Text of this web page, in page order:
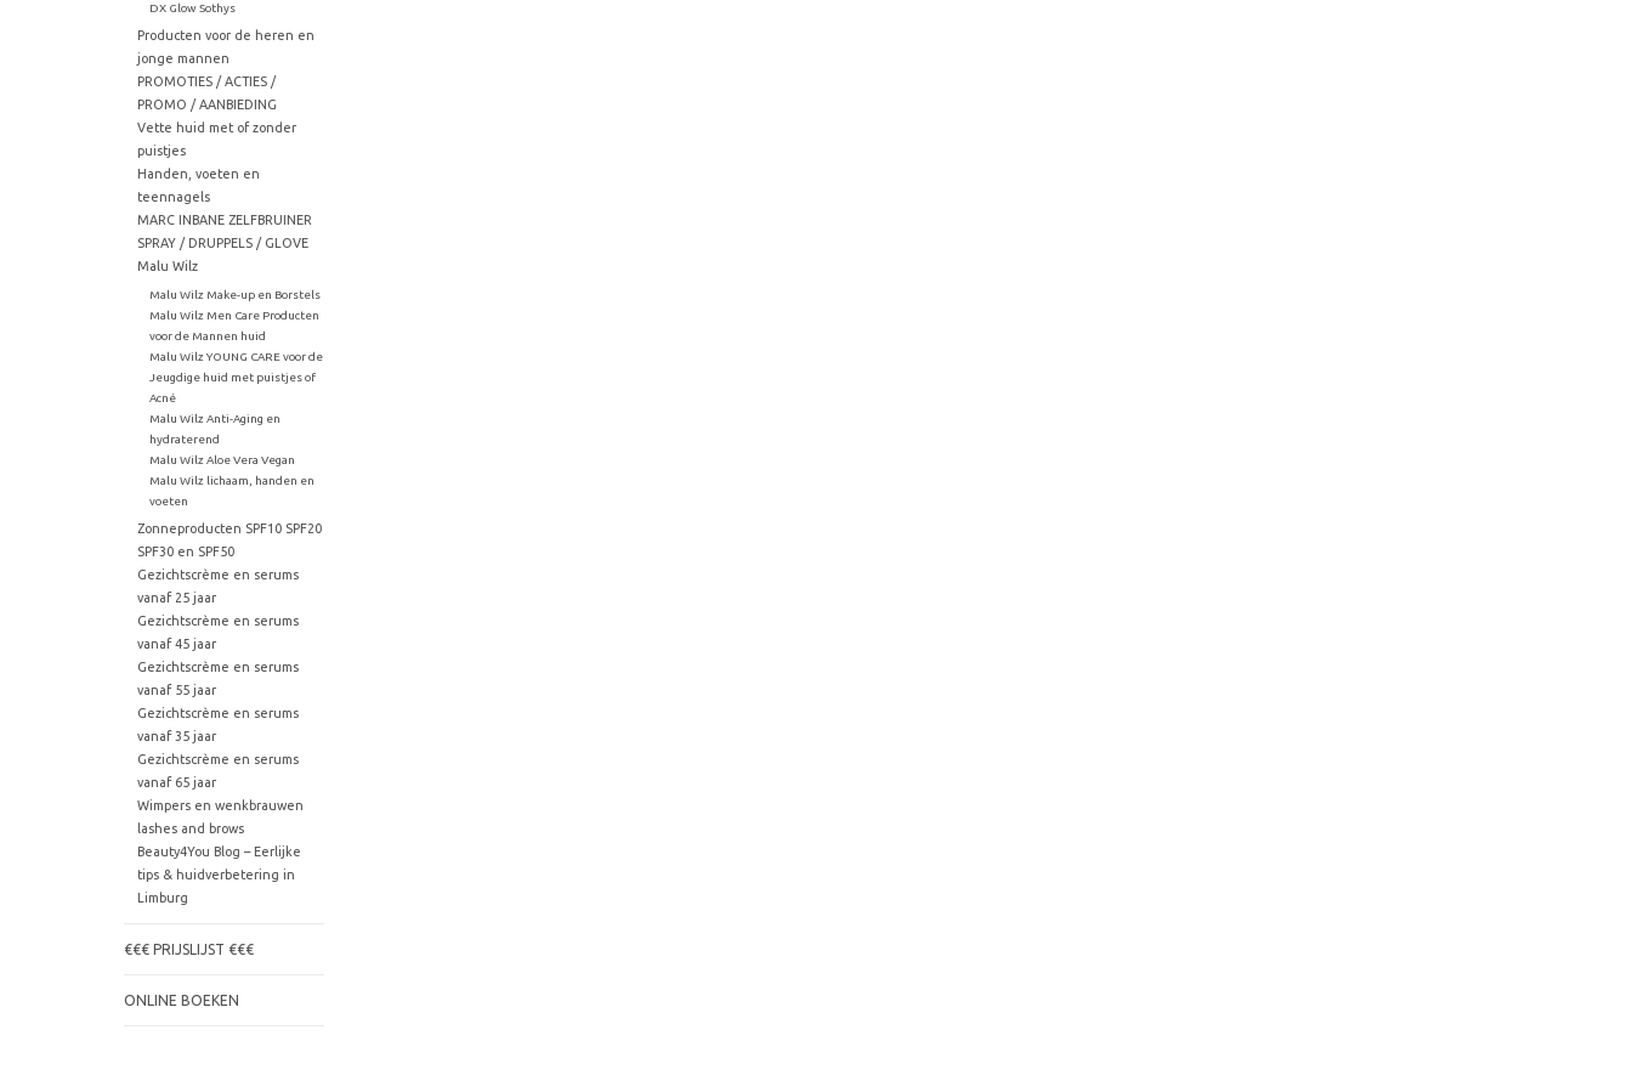
DX Glow Sothys
Producten voor de heren en
jonge mannen
PROMOTIES / ACTIES /
PROMO / AANBIEDING
Vette huid met of zonder
puistjes
Handen, voeten en
teennagels
MARC INBANE ZELFBRUINER
SPRAY / DRUPPELS / GLOVE
Malu Wilz
Malu Wilz Make-up en Borstels
Malu Wilz Men Care Producten
voor de Mannen huid
Malu Wilz YOUNG CARE voor de
Jeugdige huid met puistjes of
Acné
Malu Wilz Anti-Aging en
hydraterend
Malu Wilz Aloe Vera Vegan
Malu Wilz lichaam, handen en
voeten
Zonneproducten SPF10 SPF20
SPF30 en SPF50
Gezichtscrème en serums
vanaf 25 jaar
Gezichtscrème en serums
vanaf 45 jaar
Gezichtscrème en serums
vanaf 55 jaar
Gezichtscrème en serums
vanaf 35 jaar
Gezichtscrème en serums
vanaf 65 jaar
Wimpers en wenkbrauwen
lashes and brows
Beauty4You Blog – Eerlijke
tips & huidverbetering in
Limburg
€€€ PRIJSLIJST €€€
ONLINE BOEKEN